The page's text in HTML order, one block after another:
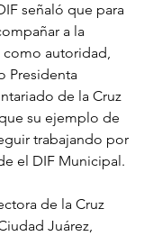
señaló que para
a la
autoridad,
Presidenta
de la Cruz
su ejemplo de
trabajando por
el DIF Municipal.
de la Cruz
Juárez,